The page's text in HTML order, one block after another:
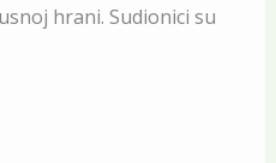
hrani. Sudionici su